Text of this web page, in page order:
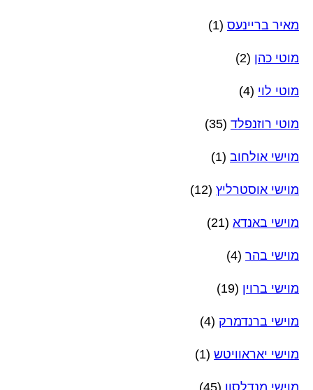
מאיר בריינעס (1)
מוטי כהן (2)
מוטי לוי (4)
מוטי רוזנפלד (35)
מוישי אולחוב (1)
מוישי אוסטרליץ (12)
מוישי באנדא (21)
מוישי בהר (4)
מוישי ברוין (19)
מוישי ברנדמרק (4)
מוישי יאראוויטש (1)
מוישי מנדלסון (45)